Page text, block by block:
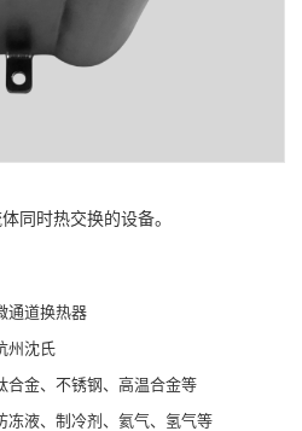
同时热交换的设备。
通道换热器
州沈氏
合金、不锈钢、高温合金等
冻液、制冷剂、氦气、氢气等